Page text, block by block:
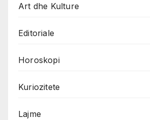
Art dhe Kulture
Editoriale
Horoskopi
Kuriozitete
Lajme